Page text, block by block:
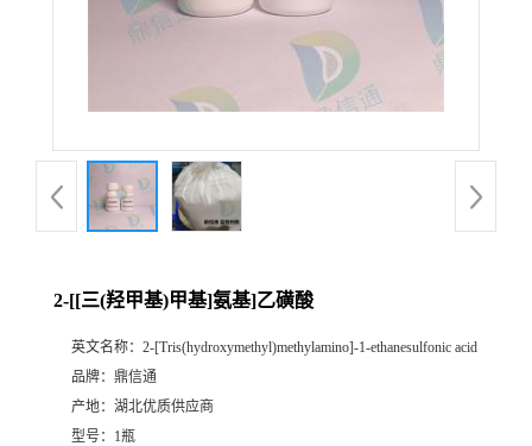
2-[[三(羟甲基)甲基]氨基]乙磺酸
英文名称： 2-[Tris(hydroxymethyl)methylamino]-1-ethanesulfonic acid
品牌： 鼎信通
产地： 湖北优质供应商
型号： 1瓶